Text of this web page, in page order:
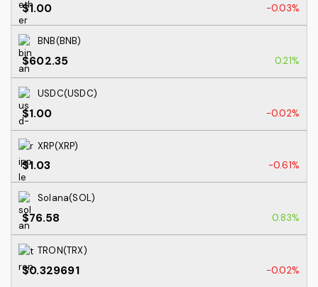
$1.00 -0.03%
BNB(BNB)
$602.35 0.21%
USDC(USDC)
$1.00 -0.02%
XRP(XRP)
$1.03 -0.61%
Solana(SOL)
$76.58 0.83%
TRON(TRX)
$0.329691 -0.02%